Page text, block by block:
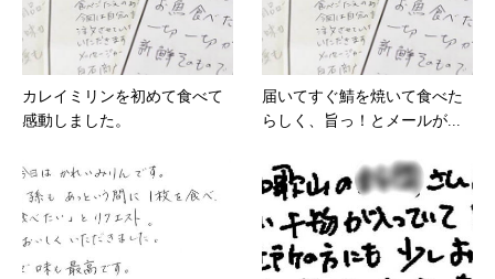
カレイミリンを初めて食べて
感動しました。
届いてすぐ鯖を焼いて食べた
らしく、旨っ！とメールが...